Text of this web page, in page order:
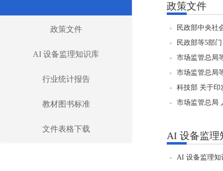
政策文件
AI 设备监理知识库
行业统计报告
教材图书标准
文件表格下载
政策文件
民政部中央社
民政部等5部
市场监管总局
市场监管总局
科技部 关于印
市场监管总局
AI 设备监理
AI 设备监理知